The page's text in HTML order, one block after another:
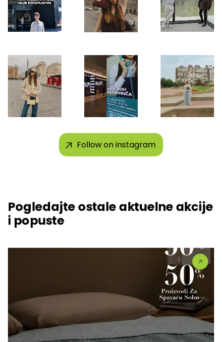
Follow on instagram
Pogledajte ostale aktuelne akcije
i popuste